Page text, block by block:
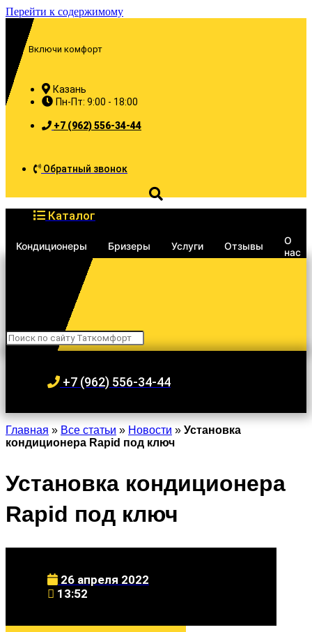
Перейти к содержимому
Включи комфорт
Казань
Пн-Пт: 9:00 - 18:00
+7 (962) 556-34-44
Обратный звонок
Каталог
Кондиционеры Бризеры Услуги Отзывы
О
нас
+7 (962) 556-34-44
Главная » Все статьи » Новости » Установка
кондиционера Rapid под ключ
Установка кондиционера
Rapid под ключ
26 апреля 2022
13:52